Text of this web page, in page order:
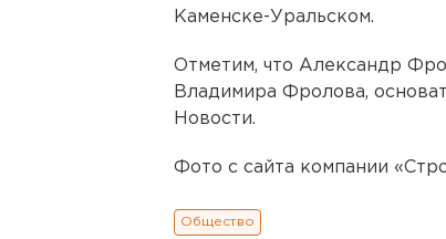
Каменске-Уральском.
Отметим, что Александр
Владимира Фролова,
Новости.
Фото с сайта компании
Общество